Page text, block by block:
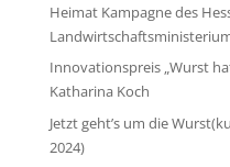
Heimat Kampagne des
Innovationspreis „Wurst
Katharina Koch
Jetzt geht’s um die
2024)